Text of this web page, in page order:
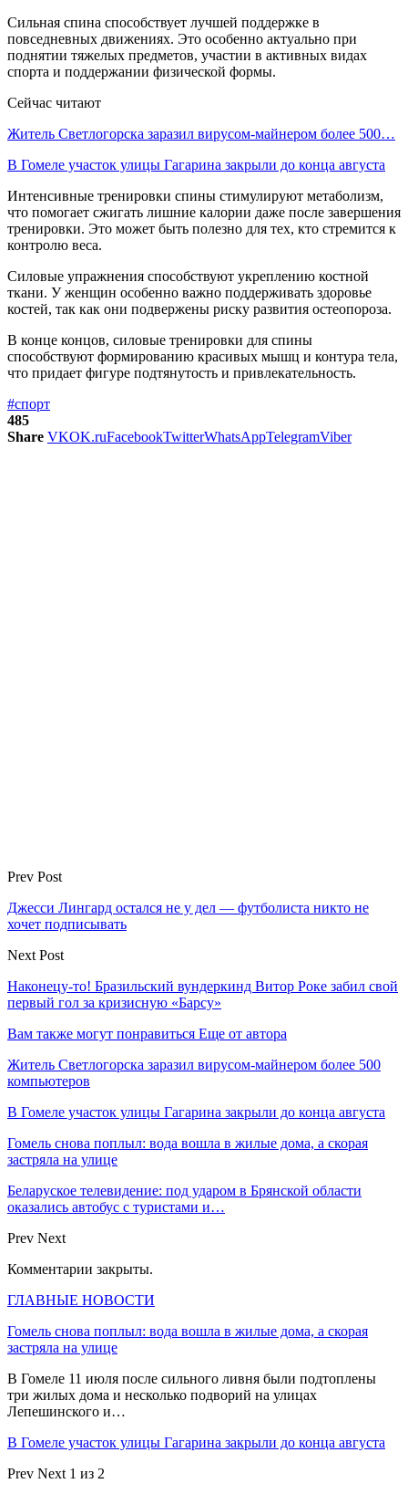
Сильная спина способствует лучшей поддержке в
повседневных движениях. Это особенно актуально при
поднятии тяжелых предметов, участии в активных видах
спорта и поддержании физической формы.
Сейчас читают
Житель Светлогорска заразил вирусом-майнером более 500…
В Гомеле участок улицы Гагарина закрыли до конца августа
Интенсивные тренировки спины стимулируют метаболизм,
что помогает сжигать лишние калории даже после завершения
тренировки. Это может быть полезно для тех, кто стремится к
контролю веса.
Силовые упражнения способствуют укреплению костной
ткани. У женщин особенно важно поддерживать здоровье
костей, так как они подвержены риску развития остеопороза.
В конце концов, силовые тренировки для спины
способствуют формированию красивых мышц и контура тела,
что придает фигуре подтянутость и привлекательность.
#спорт
485
Share VKOK.ruFacebookTwitterWhatsAppTelegramViber
Prev Post
Джесси Лингард остался не у дел — футболиста никто не
хочет подписывать
Next Post
Наконецу-то! Бразильский вундеркинд Витор Роке забил свой
первый гол за кризисную «Барсу»
Вам также могут понравиться Еще от автора
Житель Светлогорска заразил вирусом-майнером более 500
компьютеров
В Гомеле участок улицы Гагарина закрыли до конца августа
Гомель снова поплыл: вода вошла в жилые дома, а скорая
застряла на улице
Беларуское телевидение: под ударом в Брянской области
оказались автобус с туристами и…
Prev Next
Комментарии закрыты.
ГЛАВНЫЕ НОВОСТИ
Гомель снова поплыл: вода вошла в жилые дома, а скорая
застряла на улице
В Гомеле 11 июля после сильного ливня были подтоплены
три жилых дома и несколько подворий на улицах
Лепешинского и…
В Гомеле участок улицы Гагарина закрыли до конца августа
Prev Next 1 из 2